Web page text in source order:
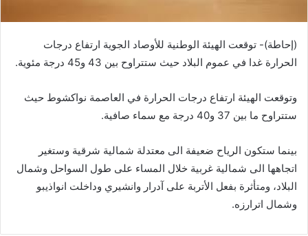
(إحاطة)- توقعت الهيئة الوطنية للأوصاد الجوية ارتفاع درجات
الحرارة غدا في عموم البلاد حيث ستتراوح بين 43 و45 درجة مئوية.
وتوقعت الهيئة ارتفاع درجات الحرارة في العاصمة نواكشوط حيث
ستتراوح ما بين 37 و40 درجة مع سماء صافية.
بينما ستكون الرياح ضعيفة الى معتدلة شمالية شرقية وستغير
اتجاهها الى شمالية غربية خلال المساء على طول السواحل وشمال
البلاد، ومتأثرة بفعل الأتربة على آدرار وانشيري وداخلت انواذيبو
وشمال اترارزه.